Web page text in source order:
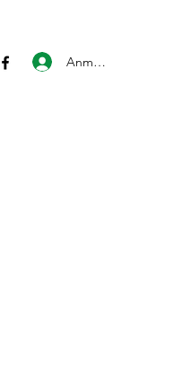
Anmelden